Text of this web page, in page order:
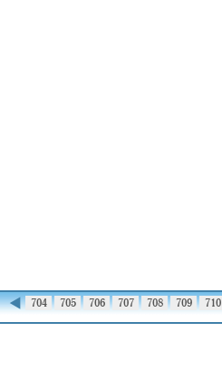
◀
703 704 705 706 707 708 709 710